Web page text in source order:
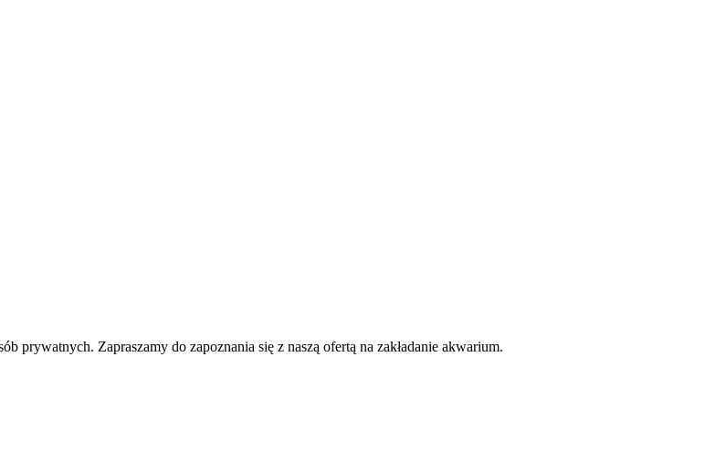
prywatnych. Zapraszamy do zapoznania się z naszą ofertą na zakładanie akwarium.